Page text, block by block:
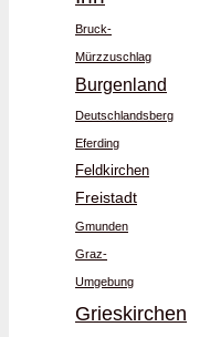
Bruck-
Mürzzuschlag
Burgenland
Deutschlandsberg
Eferding
Feldkirchen
Freistadt
Gmunden
Graz-
Umgebung
Grieskirchen